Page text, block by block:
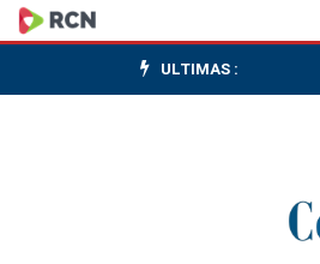
Taxas
de
ULTIMAS :